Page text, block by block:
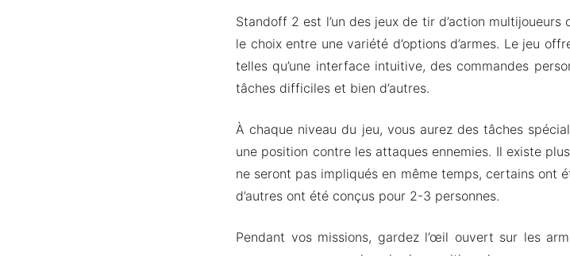
De superbes visuels et de belles bandes
Commandes simples et personnalisables
Mod APK Version de Standoff 2
Comment s’identifier?
Téléchargez Standoff 2 MOD Apk pour Android
Standoff 2 est l’un des jeux de tir d’action
le choix entre une variété d’options d’armes. Le jeu
telles qu’une interface intuitive, des commandes
tâches difficiles et bien d’autres.
À chaque niveau du jeu, vous aurez des tâches
une position contre les attaques ennemies. Il existe
ne seront pas impliqués en même temps, certains ont
d’autres ont été conçus pour 2-3 personnes.
Pendant vos missions, gardez l’œil ouvert sur les